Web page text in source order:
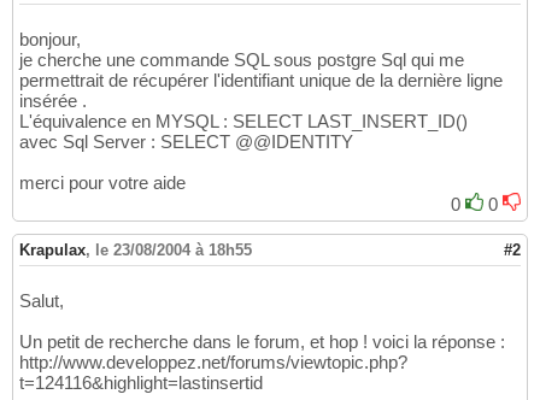
bonjour,
je cherche une commande SQL sous postgre Sql qui me
permettrait de récupérer l'identifiant unique de la dernière ligne
insérée .
L'équivalence en MYSQL : SELECT LAST_INSERT_ID()
avec Sql Server : SELECT @@IDENTITY
merci pour votre aide
0
0
Krapulax, le 23/08/2004 à 18h55 #2
Salut,
Un petit de recherche dans le forum, et hop ! voici la réponse :
http://www.developpez.net/forums/viewtopic.php?
t=124116&highlight=lastinsertid